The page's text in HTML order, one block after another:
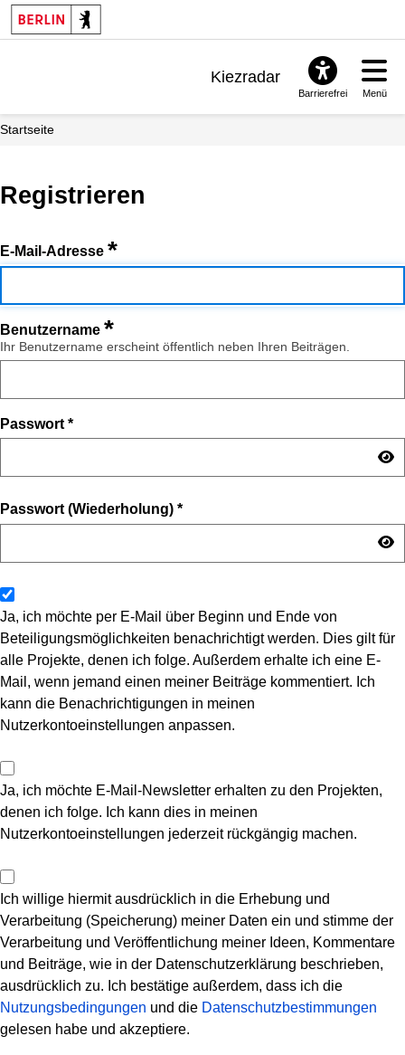
Kiezradar
Barrierefrei Menü
Startseite
Registrieren
E-Mail-Adresse *
Benutzername *
Ihr Benutzername erscheint öffentlich neben Ihren Beiträgen.
Passwort *
Passwort (Wiederholung) *
Ja, ich möchte per E-Mail über Beginn und Ende von
Beteiligungsmöglichkeiten benachrichtigt werden. Dies gilt für
alle Projekte, denen ich folge. Außerdem erhalte ich eine E-
Mail, wenn jemand einen meiner Beiträge kommentiert. Ich
kann die Benachrichtigungen in meinen
Nutzerkontoeinstellungen anpassen.
Ja, ich möchte E-Mail-Newsletter erhalten zu den Projekten,
denen ich folge. Ich kann dies in meinen
Nutzerkontoeinstellungen jederzeit rückgängig machen.
Ich willige hiermit ausdrücklich in die Erhebung und
Verarbeitung (Speicherung) meiner Daten ein und stimme der
Verarbeitung und Veröffentlichung meiner Ideen, Kommentare
und Beiträge, wie in der Datenschutzerklärung beschrieben,
ausdrücklich zu. Ich bestätige außerdem, dass ich die
Nutzungsbedingungen und die Datenschutzbestimmungen
gelesen habe und akzeptiere.